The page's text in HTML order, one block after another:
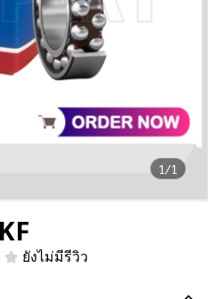
1/1
ยังไม่มีรีวิว